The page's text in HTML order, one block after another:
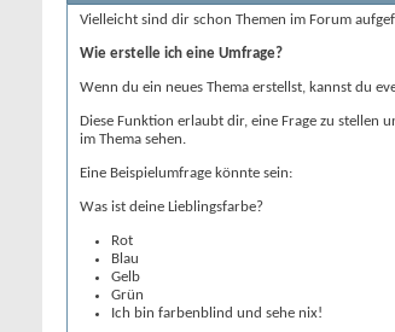
Vielleicht sind dir schon Themen im Forum
Wie erstelle ich eine Umfrage?
Wenn du ein neues Thema erstellst, kannst du
Diese Funktion erlaubt dir, eine Frage zu stellen
im Thema sehen.
Eine Beispielumfrage könnte sein:
Was ist deine Lieblingsfarbe?
Rot
Blau
Gelb
Grün
Ich bin farbenblind und sehe nix!